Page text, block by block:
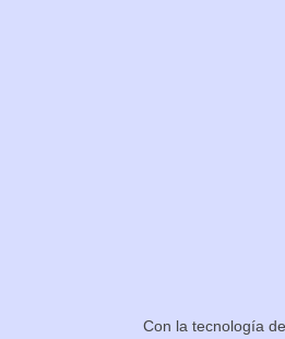
Con la tecnología de